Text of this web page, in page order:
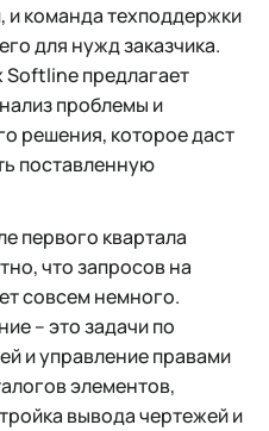
и команда техподдержки
для нужд заказчика.
Softline предлагает
проблемы и
решения, которое даст
поставленную
первого квартала
что запросов на
совсем немного.
– это задачи по
и управление правами
элементов,
вывода чертежей и